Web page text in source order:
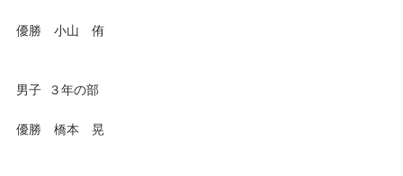
優勝 小山 侑
男子 ３年の部
優勝 橋本 晃